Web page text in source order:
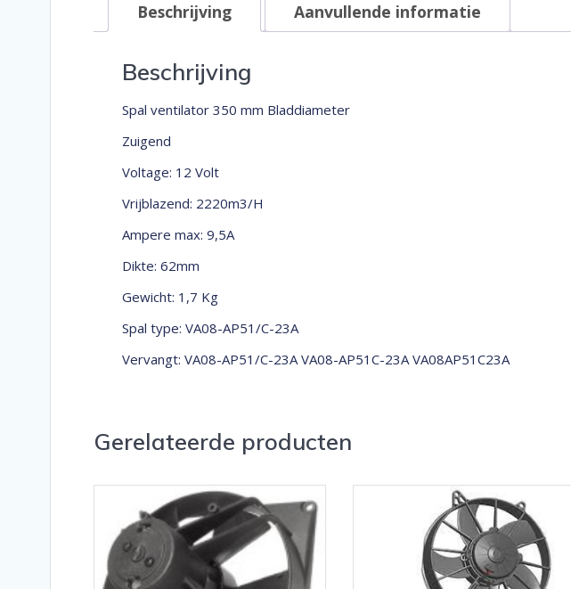
Beschrijving Aanvullende informatie
Beschrijving
Spal ventilator 350 mm Bladdiameter
Zuigend
Voltage: 12 Volt
Vrijblazend: 2220m3/H
Ampere max: 9,5A
Dikte: 62mm
Gewicht: 1,7 Kg
Spal type: VA08-AP51/C-23A
Vervangt: VA08-AP51/C-23A VA08-AP51C-23A VA08AP51C23A
Gerelateerde producten